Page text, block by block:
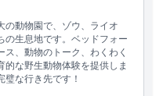
の動物園で、ゾウ、ライオ
の生息地です。ベッドフォー
ス、動物のトーク、わくわく
な野生動物体験を提供しま
な行き先です！